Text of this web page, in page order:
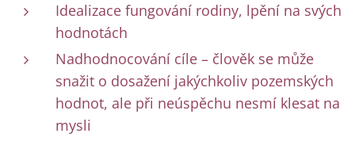
Idealizace fungování rodiny, lpění na svých
hodnotách
Nadhodnocování cíle – člověk se může
snažit o dosažení jakýchkoliv pozemských
hodnot, ale při neúspěchu nesmí klesat na
mysli